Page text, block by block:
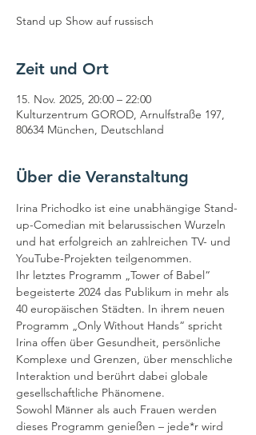
Stand up Show auf russisch
Zeit und Ort
15. Nov. 2025, 20:00 – 22:00
Kulturzentrum GOROD, Arnulfstraße 197,
80634 München, Deutschland
Über die Veranstaltung
Irina Prichodko ist eine unabhängige Stand-
up-Comedian mit belarussischen Wurzeln
und hat erfolgreich an zahlreichen TV- und
YouTube-Projekten teilgenommen.
Ihr letztes Programm „Tower of Babel“
begeisterte 2024 das Publikum in mehr als
40 europäischen Städten. In ihrem neuen
Programm „Only Without Hands“ spricht
Irina offen über Gesundheit, persönliche
Komplexe und Grenzen, über menschliche
Interaktion und berührt dabei globale
gesellschaftliche Phänomene.
Sowohl Männer als auch Frauen werden
dieses Programm genießen – jede*r wird